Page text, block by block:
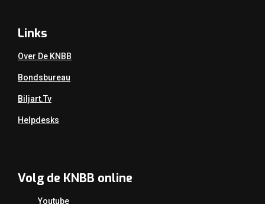
Links
Over De KNBB
Bondsbureau
Biljart.tv
Helpdesks
Volg de KNBB online
Youtube